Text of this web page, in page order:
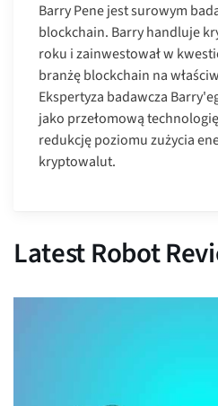
Barry Pene jest surowym
blockchain. Barry handluje
roku i zainwestował w
branżę blockchain na
Ekspertyza badawcza
jako przełomową
redukcję poziomu zużycia
kryptowalut.
Latest Robot